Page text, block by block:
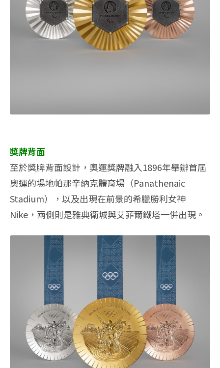
獎牌背面
至於獎牌背面設計，奧運獎牌融入1896年舉辦首屆
奧運的場地帕那辛納克體育場（Panathenaic
Stadium），以及出現在前景的希臘勝利女神
Nike，兩側則是雅典衛城與艾菲爾鐵塔一併出現。